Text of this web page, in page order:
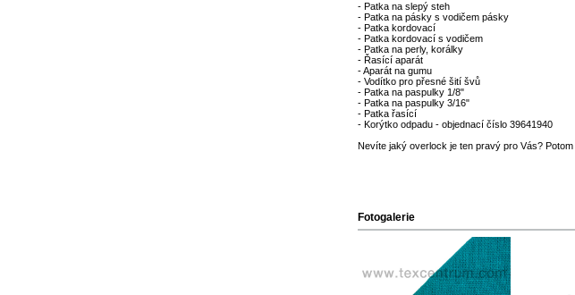
- Patka na slepý steh
- Patka na pásky s vodičem pásky
- Patka kordovací
- Patka kordovací s vodičem
- Patka na perly, korálky
- Řasící aparát
- Aparát na gumu
- Vodítko pro přesné šití švů
- Patka na paspulky 1/8"
- Patka na paspulky 3/16"
- Patka řasící
- Korýtko odpadu - objednací číslo 39641940
Nevíte jaký overlock je ten pravý pro Vás?
Fotogalerie